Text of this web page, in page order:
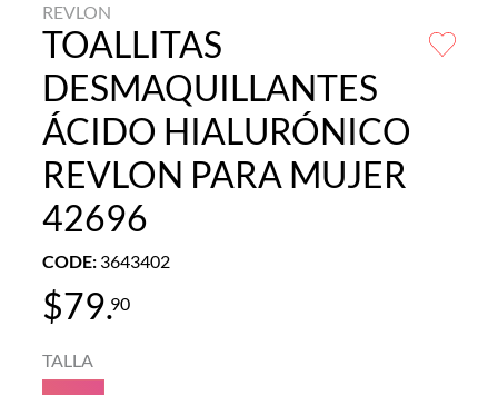
REVLON
TOALLITAS
DESMAQUILLANTES
ÁCIDO HIALURÓNICO
REVLON PARA MUJER
42696
CODE: 3643402
$79.90
TALLA